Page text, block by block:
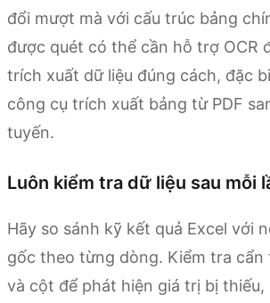
đổi mượt mà với cấu trúc bảng
được quét có thể cần hỗ trợ OCR
trích xuất dữ liệu đúng cách, đặc
công cụ trích xuất bảng từ PDF
tuyến.
Luôn kiểm tra dữ liệu sau mỗi
Hãy so sánh kỹ kết quả Excel với
gốc theo từng dòng. Kiểm tra cẩn
và cột để phát hiện giá trị bị thiếu,